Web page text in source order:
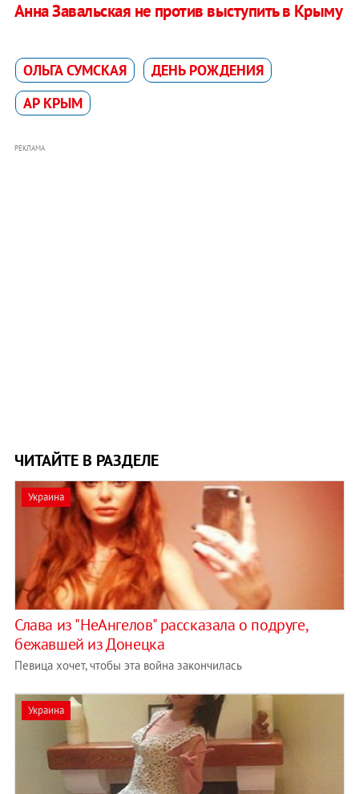
Анна Завальская не против выступить в Крыму
ОЛЬГА СУМСКАЯ
ДЕНЬ РОЖДЕНИЯ
АР КРЫМ
РЕКЛАМА
ЧИТАЙТЕ В РАЗДЕЛЕ
Украина
Слава из "НеАнгелов" рассказала о подруге,
бежавшей из Донецка
Певица хочет, чтобы эта война закончилась
Украина